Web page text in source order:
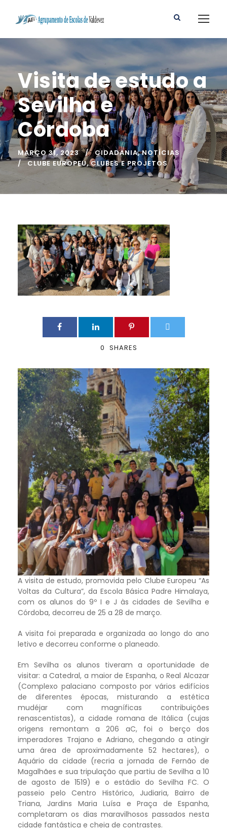
Visita de estudo a
Sevilha e
Córdoba
MARÇO 31, 2023 CIDADANIA, NOTÍCIAS
CLUBE EUROPEU, CLUBES E PROJETOS
0 SHARES
A visita de estudo, promovida pelo Clube Europeu “As
Voltas da Cultura”, da Escola Básica Padre Himalaya,
com os alunos do 9º I e J às cidades de Sevilha e
Córdoba, decorreu de 25 a 28 de março.
A visita foi preparada e organizada ao longo do ano
letivo e decorreu conforme o planeado.
Em Sevilha os alunos tiveram a oportunidade de
visitar: a Catedral, a maior de Espanha, o Real Alcazar
(Complexo palaciano composto por vários edifícios
de diferentes épocas, misturando a estética
mudéjar com magníficas contribuições
renascentistas), a cidade romana de Itálica (cujas
origens remontam a 206 aC, foi o berço dos
imperadores Trajano e Adriano, chegando a atingir
uma área de aproximadamente 52 hectares), o
Aquário da cidade (recria a jornada de Fernão de
Magalhães e sua tripulação que partiu de Sevilha a 10
de agosto de 1519) e o estádio do Sevilha FC. O
passeio pelo Centro Histórico, Judiaria, Bairro de
Triana, Jardins Maria Luísa e Praça de Espanha,
completaram os dias maravilhosos passados nesta
cidade fantástica e cheia de contrastes.